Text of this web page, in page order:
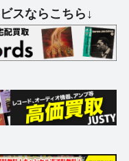
スならこちら↓